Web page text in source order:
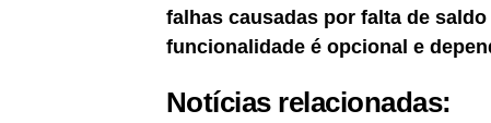
falhas causadas por falta de
funcionalidade é opcional e
Notícias relacionadas: